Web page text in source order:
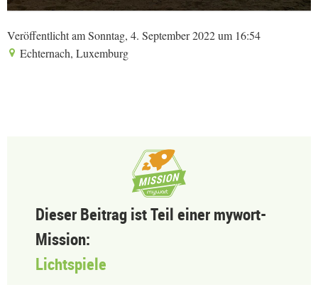
Veröffentlicht am Sonntag, 4. September 2022 um 16:54
Echternach, Luxemburg
Dieser Beitrag ist Teil einer mywort-
Mission:
Lichtspiele